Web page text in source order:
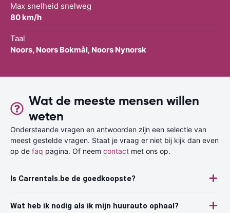
Max snelheid snelweg
80 km/h
Taal
Noors, Noors Bokmål, Noors Nynorsk
Wat de meeste mensen willen
weten
Onderstaande vragen en antwoorden zijn een selectie van
meest gestelde vragen. Staat je vraag er niet bij kijk dan even
op de faq pagina. Of neem contact met ons op.
Is Carrentals.be de goedkoopste?
Wat heb ik nodig als ik mijn huurauto ophaal?